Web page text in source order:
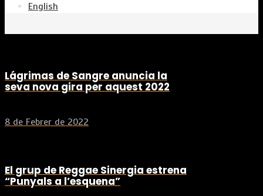
English
Lágrimas de Sangre anuncia la
seva nova gira per aquest 2022
8 de Febrer de 2022
El grup de Reggae Sinergia estrena
“Punyals a l’esquena”